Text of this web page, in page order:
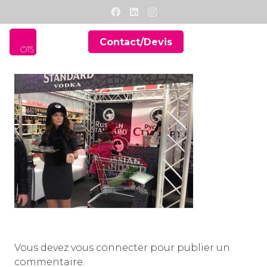
Contact/Devis
Vous devez vous connecter pour publier un
commentaire.